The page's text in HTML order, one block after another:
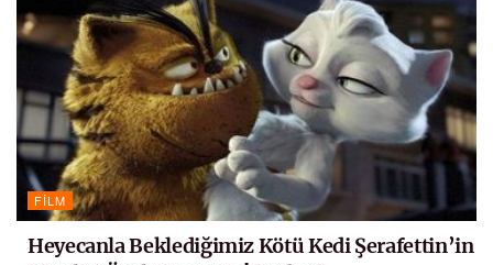
FILM
Heyecanla Beklediğimiz Kötü Kedi Şerafettin’in